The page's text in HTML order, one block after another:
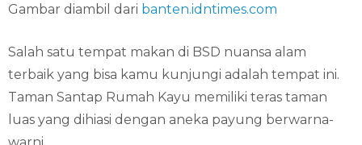
Gambar diambil dari banten.idntimes.com
Salah satu tempat makan di BSD nuansa alam
terbaik yang bisa kamu kunjungi adalah tempat ini.
Taman Santap Rumah Kayu memiliki teras taman
luas yang dihiasi dengan aneka payung berwarna-